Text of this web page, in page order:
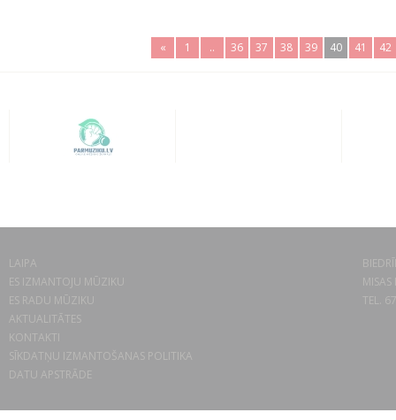
« 1 .. 36 37 38 39 40 41 42
LAIPA
ES IZMANTOJU MŪZIKU
ES RADU MŪZIKU
AKTUALITĀTES
KONTAKTI
SĪKDATŅU IZMANTOŠANAS POLITIKA
DATU APSTRĀDE
TEL.